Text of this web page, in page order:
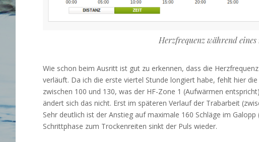
Herzfrequenz während
Wie schon beim Ausritt ist gut zu erkennen, dass die
verläuft. Da ich die erste viertel Stunde longiert habe, fehlt hier
zwischen 100 und 130, was der HF-Zone 1 (Aufwärmen
ändert sich das nicht. Erst im späteren Verlauf der Trabarbeit
Sehr deutlich ist der Anstieg auf maximale 160 Schläge im
Schrittphase zum Trockenreiten sinkt der Puls wieder.